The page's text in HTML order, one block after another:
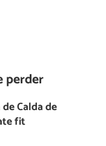
perder
Calda de
fit